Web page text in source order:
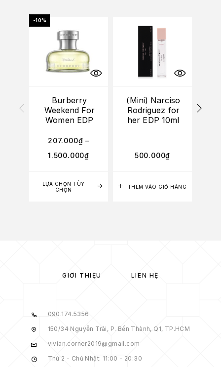
-10%
LỰA CHỌN TÙY
CHỌN
Burberry
Weekend For
Women EDP
207.000₫ –
1.500.000₫
THÊM VÀO GIỎ HÀNG
(Mini) Narciso
Rodriguez for
her EDP 10ml
500.000₫
GIỚI THIỆU LIÊN HỆ
090.174.5356
150/34 Nguyễn Trãi, P. Bến Thành, Q1, TP.HCM
vivian.corner2019@gmail.com
Thứ 2 - Chủ Nhật: 11:00 - 20:30